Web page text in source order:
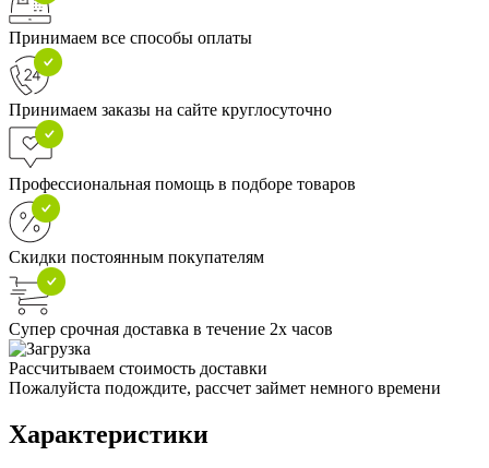
Принимаем все способы оплаты
Принимаем заказы на сайте круглосуточно
Профессиональная помощь в подборе товаров
Скидки постоянным покупателям
Супер срочная доставка в течение 2х часов
Рассчитываем стоимость доставки
Пожалуйста подождите, рассчет займет немного времени
Характеристики